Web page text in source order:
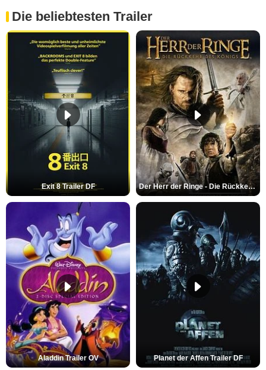
Die beliebtesten Trailer
Exit 8 Trailer DF Der Herr der Ringe - Die Rückkehr des Königs Trailer OV
Aladdin Trailer OV Planet der Affen Trailer DF